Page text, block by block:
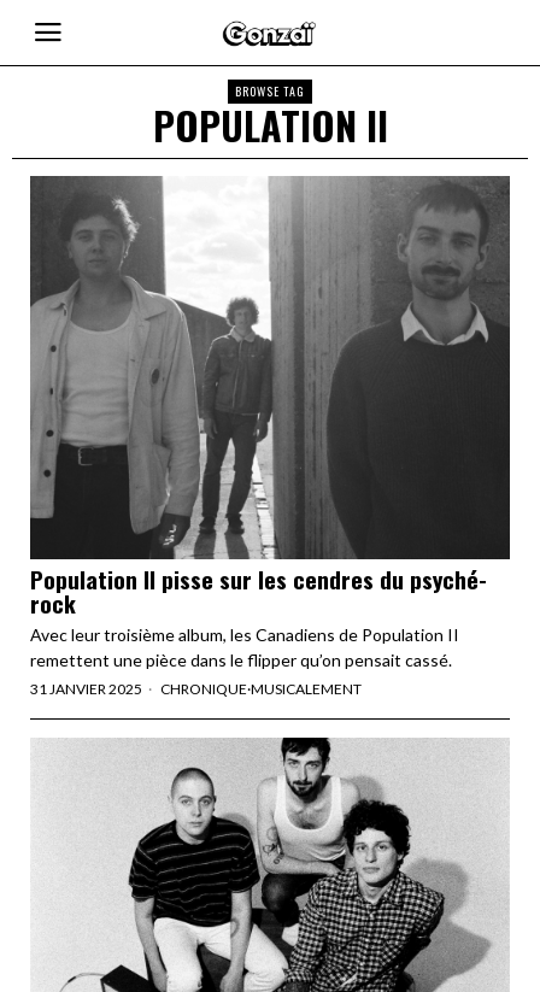
BROWSE TAG
POPULATION II
Population II pisse sur les cendres du psyché-
rock
Avec leur troisième album, les Canadiens de Population II
remettent une pièce dans le flipper qu’on pensait cassé.
31 JANVIER 2025 CHRONIQUE·MUSICALEMENT